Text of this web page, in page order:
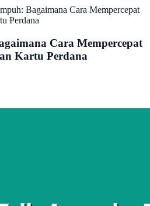
Bagaimana Cara Mempercepat
Perdana
Cara Mempercepat
Kartu Perdana